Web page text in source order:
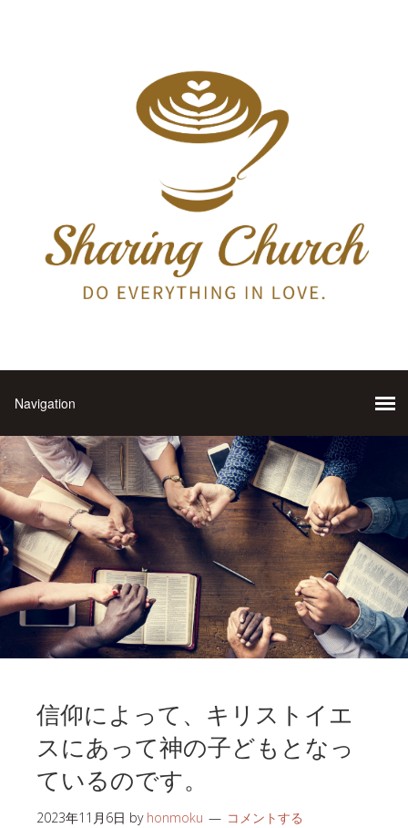
信仰によって、キリストイエ
スにあって神の子どもとなっ
ているのです。
2023年11月6日 by honmoku コメントする